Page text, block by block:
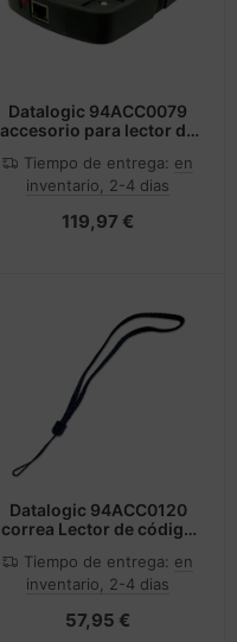
Datalogic 94ACC0079
accesorio para lector de
Tiempo de entrega: en
inventario, 2-4 dias
119,97 €
Datalogic 94ACC0120
correa Lector de código
Tiempo de entrega: en
inventario, 2-4 dias
57,95 €